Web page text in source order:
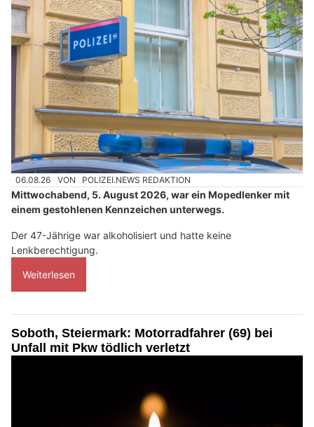
06.08.26 VON POLIZEI.NEWS REDAKTION
Mittwochabend, 5. August 2026, war ein Mopedlenker mit
einem gestohlenen Kennzeichen unterwegs.
Der 47-Jährige war alkoholisiert und hatte keine
Lenkberechtigung.
Weiterlesen
Soboth, Steiermark: Motorradfahrer (69) bei
Unfall mit Pkw tödlich verletzt